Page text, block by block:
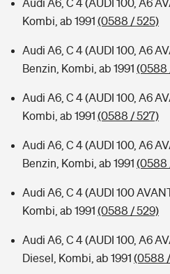
Audi A6, C 4 (AUDI 100, A6
Kombi, ab 1991 (0588 / 525)
Audi A6, C 4 (AUDI 100, A6
Benzin, Kombi, ab 1991 (0588
Audi A6, C 4 (AUDI 100, A6
Kombi, ab 1991 (0588 / 527)
Audi A6, C 4 (AUDI 100, A6
Benzin, Kombi, ab 1991 (0588
Audi A6, C 4 (AUDI 100
Kombi, ab 1991 (0588 / 529)
Audi A6, C 4 (AUDI 100, A6
Diesel, Kombi, ab 1991 (0588